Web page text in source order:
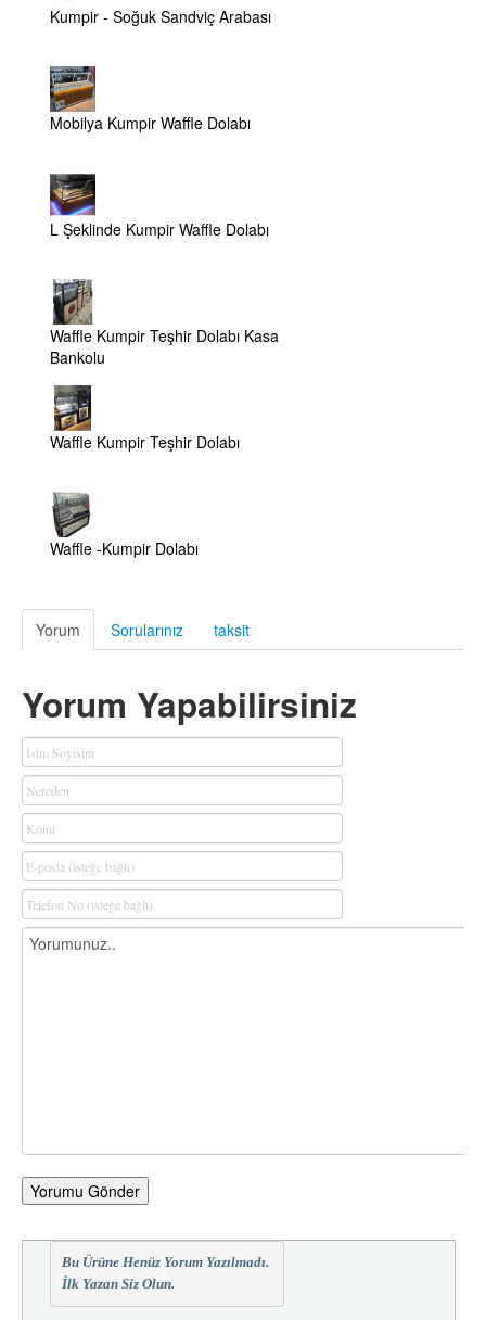
Kumpir - Soğuk Sandviç Arabası
Mobilya Kumpir Waffle Dolabı
L Şeklinde Kumpir Waffle Dolabı
Waffle Kumpir Teşhir Dolabı Kasa
Bankolu
Waffle Kumpir Teşhir Dolabı
Waffle -Kumpir Dolabı
Yorum Sorularınız taksit
Yorum Yapabilirsiniz
Yorumu Gönder
Bu Ürüne Henüz Yorum Yazılmadı.
İlk Yazan Siz Olun.